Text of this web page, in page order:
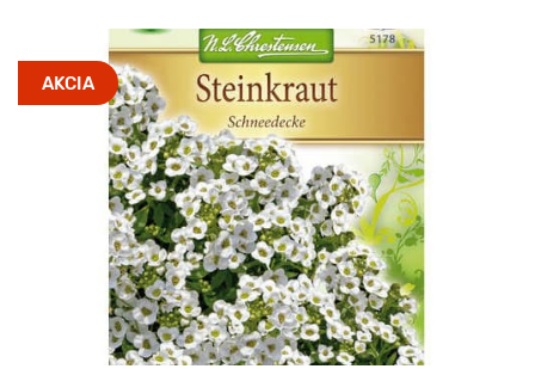
AKCIA